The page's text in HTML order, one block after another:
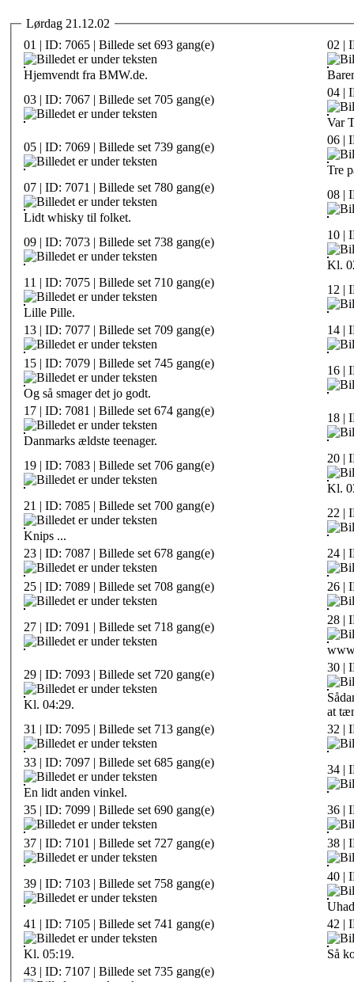
Lørdag 21.12.02
01 | ID: 7065 | Billede set 693 gang(e)
Hjemvendt fra BMW.de.
02 |
03 | ID: 7067 | Billede set 705 gang(e)
04 |
Var
05 | ID: 7069 | Billede set 739 gang(e)
06 |
Tre
07 | ID: 7071 | Billede set 780 gang(e)
Lidt whisky til folket.
08 |
09 | ID: 7073 | Billede set 738 gang(e)
10 |
Kl.
11 | ID: 7075 | Billede set 710 gang(e)
Lille Pille.
12 |
13 | ID: 7077 | Billede set 709 gang(e) 14 |
15 | ID: 7079 | Billede set 745 gang(e)
Og så smager det jo godt.
16 |
17 | ID: 7081 | Billede set 674 gang(e)
Danmarks ældste teenager.
18 |
19 | ID: 7083 | Billede set 706 gang(e)
20 |
Kl.
21 | ID: 7085 | Billede set 700 gang(e)
Knips ...
22 |
23 | ID: 7087 | Billede set 678 gang(e) 24 |
25 | ID: 7089 | Billede set 708 gang(e) 26 |
27 | ID: 7091 | Billede set 718 gang(e)
28 |
29 | ID: 7093 | Billede set 720 gang(e)
Kl. 04:29.
30 |
at
31 | ID: 7095 | Billede set 713 gang(e)
32 |
33 | ID: 7097 | Billede set 685 gang(e)
En lidt anden vinkel.
34 |
35 | ID: 7099 | Billede set 690 gang(e) 36 |
37 | ID: 7101 | Billede set 727 gang(e) 38 |
39 | ID: 7103 | Billede set 758 gang(e)
40 |
41 | ID: 7105 | Billede set 741 gang(e)
Kl. 05:19.
42 |
Så
43 | ID: 7107 | Billede set 735 gang(e)